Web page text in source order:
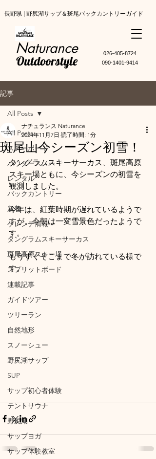
長野県 | 野尻湖サップ＆斑尾バックカントリーガイド
Naturance
Outdoorstyle
​026-405-8724
090-1401-9414
記事
All Posts
スノーボード
パウダースノー
レンタル
バックカントリー
新着
ゲレンデ情報
タングラムスキーサーカス
斑尾高原スキー場
スプリットボード
連載記事
ガイドツアー
ツリーラン
自然地形
スノーシュー
野尻湖サップ
SUP
サップ初心者体験
テントサウナ
野尻湖
サップヨガ
サップ体験教室
All Posts
斑尾山今シーズン初雪！
ナチュランス Naturance
2024年11月7日 読了時間: 1分
タングラムスキーサーカス、斑尾高原
スキー場ともに、今シーズンの初雪を
観測しました。
今年は、紅葉時期が遅れているようで
すが、今朝は一変雪景色だったようで
す。
もうすぐそこまで冬が訪れている様で
す。